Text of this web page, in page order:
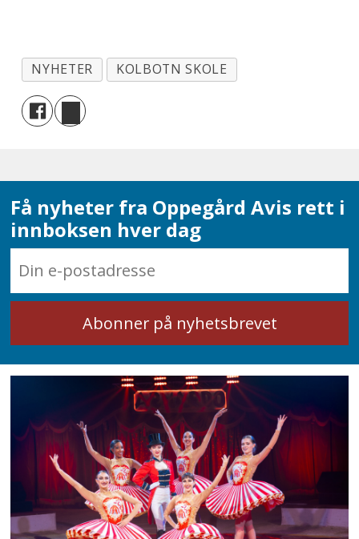
NYHETER KOLBOTN SKOLE
Få nyheter fra Oppegård Avis rett i
innboksen hver dag